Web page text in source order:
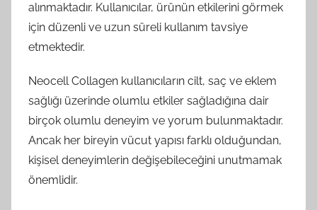
alınmaktadır. Kullanıcılar, ürünün etkilerini görmek
için düzenli ve uzun süreli kullanım tavsiye
etmektedir.
Neocell Collagen kullanıcıların cilt, saç ve eklem
sağlığı üzerinde olumlu etkiler sağladığına dair
birçok olumlu deneyim ve yorum bulunmaktadır.
Ancak her bireyin vücut yapısı farklı olduğundan,
kişisel deneyimlerin değişebileceğini unutmamak
önemlidir.